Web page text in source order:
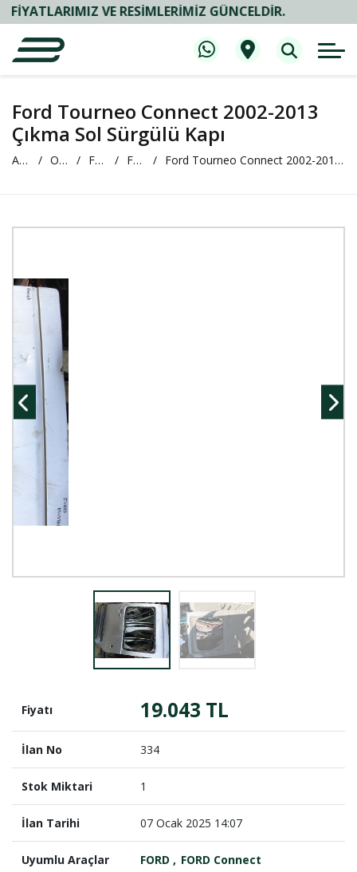
VE RESIMLERIMIZ GÜNCELDIR.
Ford Tourneo Connect 2002-2013
Çıkma Sol Sürgülü Kapı
Anasayfa Oto Çıkma ve Yedek Parça FORD FORD Connect Ford Tourneo Connect 2002-2013 Çıkma Sol Sürgülü Kapı
Fiyatı 19.043 TL
İlan No 334
Stok Miktari 1
İlan Tarihi 07 Ocak 2025 14:07
Uyumlu Araçlar FORD FORD Connect